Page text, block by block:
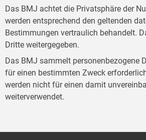
Das BMJ achtet die Privatsphäre der
werden entsprechend den geltenden
Bestimmungen vertraulich behandelt.
Dritte weitergegeben.
Das BMJ sammelt personenbezogene
für einen bestimmten Zweck
werden nicht für einen damit
weiterverwendet.